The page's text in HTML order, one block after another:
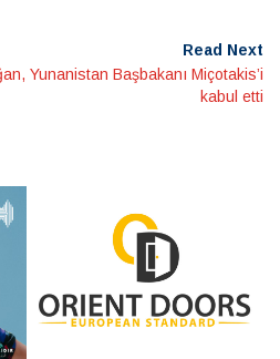
Read Next
Yunanistan Başbakanı Miçotakis’i
kabul etti